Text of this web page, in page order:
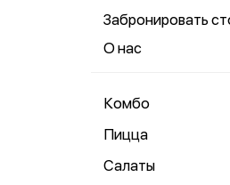
Забронировать
О нас
Комбо
Пицца
Салаты